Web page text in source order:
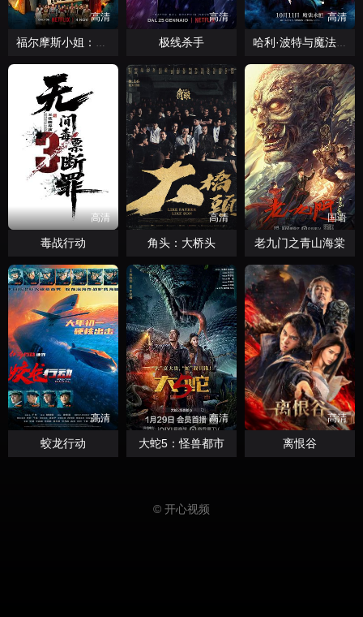
高清
福尔摩斯小姐：伦敦厄运
高清
极线杀手
高清
哈利·波特与魔法石
高清
毒战行动
高清
角头：大桥头
国语
老九门之青山海棠
高清
蛟龙行动
高清
大蛇5：怪兽都市
高清
离恨谷
© 开心视频